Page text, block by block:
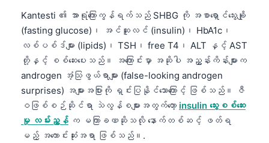
Kantesti ၏ အာရုံကြောကွန်ရက်သည် SHBG ကို အစာရှောင်သွေးချို
(fasting glucose)၊ အင်ဆူလင် (insulin)၊ HbA1c၊
လစ်ပစ်ဒ်များ (lipids)၊ TSH၊ free T4၊ ALT နှင့် AST
တို့နှင့် စစ်ဆေးပေးသည်။ အကြောင်းမှာ အဆိုပါ အညွှန်းကိန်းများက
androgen အံ့သြဖွယ်ရာများ (false-looking androgen
surprises) အများအပြားကို ရှင်းပြနိုင်သောကြောင့် ဖြစ်သည်။ ဇီ
ဝဖြစ်စဉ်ဆိုင်ရာ သဲလွန်စများအတွက်တော့ insulin သွေးစစ်ဆေး
မှု လမ်းညွှန် က မကြာခဏဆိုသလို နောက်တစ်ဆင့် ဖတ်ရ
မည့် အကောင်းဆုံးအရာ ဖြစ်သည်။.
Беларуская мова
Esperanto
Frysk
Ślōnskŏ gŏdka
Norsk bokmål